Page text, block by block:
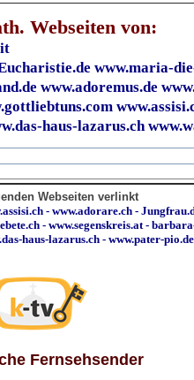
Webseiten von:
www.maria-
www.adoremus.de
haus-lazarus.ch
Webseiten verlinkt
- www.adorare.ch -
- www.segenskreis.at -
haus-lazarus.ch - www.pater-pio.de
Fernsehsender